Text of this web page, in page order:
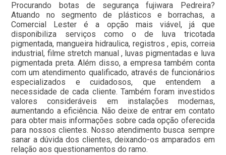
Procurando botas de segurança fujiwara Pedreira?
Atuando no segmento de plásticos e borrachas, a
Comercial Lester é a opção mais viável, já que
disponibiliza serviços como o de luva tricotada
pigmentada, mangueira hidraulica, registros , epis, correia
industrial, filme stretch manual , luvas pigmentadas e luva
pigmentada preta. Além disso, a empresa também conta
com um atendimento qualificado, através de funcionários
especializados e cuidadosos, que entendem a
necessidade de cada cliente. Também foram investidos
valores consideráveis em instalações modernas,
aumentando a eficiência. Não deixe de entrar em contato
para obter mais informações sobre cada opção oferecida
para nossos clientes. Nosso atendimento busca sempre
sanar a dúvida dos clientes, deixando-os amparados em
relação aos questionamentos do ramo.